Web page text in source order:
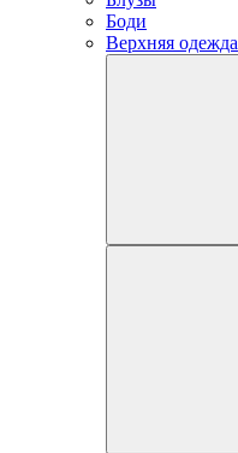
Боди
Верхняя одежда